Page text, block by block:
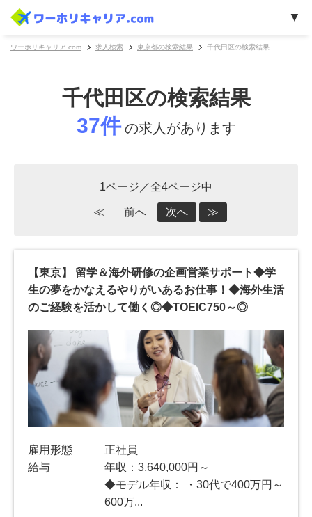
ワーホリキャリア.com 求人検索 東京都の検索結果 千代田区の検索結果
千代田区の検索結果
37件 の求人があります
1ページ／全4ページ中
≪ 前へ 次へ ≫
【東京】 留学＆海外研修の企画営業サポート◆学
生の夢をかなえるやりがいあるお仕事！◆海外生活
のご経験を活かして働く◎◆TOEIC750～◎
雇用形態
正社員
給与
年収：3,640,000円～
◆モデル年収： ・30代で400万円～
600万...